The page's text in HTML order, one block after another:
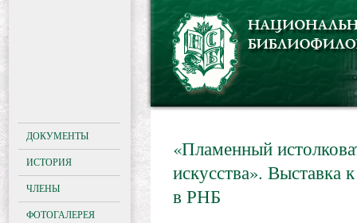
«Пламенный
искусства». Выставка
в РНБ
ДОКУМЕНТЫ
ИСТОРИЯ
ЧЛЕНЫ
ФОТОГАЛЕРЕЯ